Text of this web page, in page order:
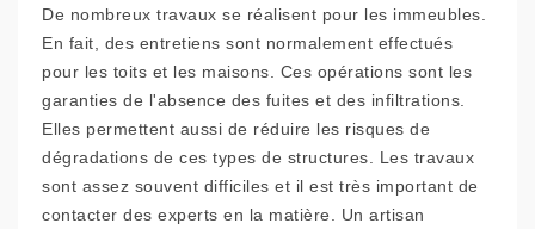
De nombreux travaux se réalisent pour les immeubles.
En fait, des entretiens sont normalement effectués
pour les toits et les maisons. Ces opérations sont les
garanties de l'absence des fuites et des infiltrations.
Elles permettent aussi de réduire les risques de
dégradations de ces types de structures. Les travaux
sont assez souvent difficiles et il est très important de
contacter des experts en la matière. Un artisan